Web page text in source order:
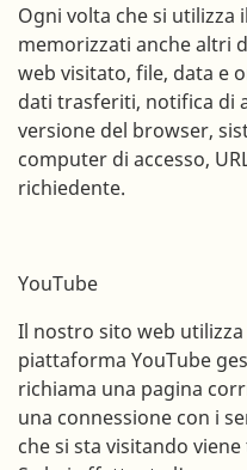
Ogni volta che si utilizza
memorizzati anche altri
web visitato, file, data e
dati trasferiti, notifica di
versione del browser,
computer di accesso,
richiedente.
YouTube
Il nostro sito web
piattaforma YouTube
richiama una pagina
una connessione con i
che si sta visitando